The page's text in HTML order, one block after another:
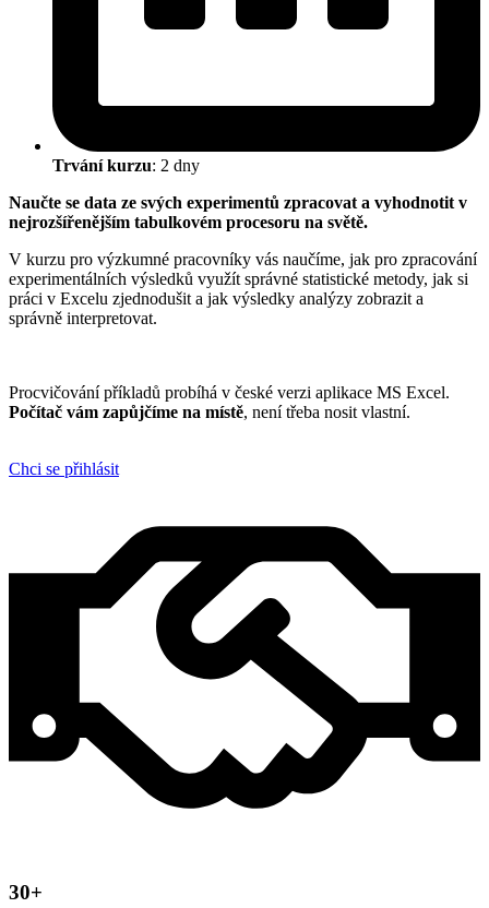
Trvání kurzu: 2 dny
Naučte se data ze svých experimentů zpracovat a vyhodnotit v
nejrozšířenějším tabulkovém procesoru na světě.
V kurzu pro výzkumné pracovníky vás naučíme, jak pro zpracování
experimentálních výsledků využít správné statistické metody, jak si
práci v Excelu zjednodušit a jak výsledky analýzy zobrazit a
správně interpretovat.
Procvičování příkladů probíhá v české verzi aplikace MS Excel.
Počítač vám zapůjčíme na místě, není třeba nosit vlastní.
Chci se přihlásit
30+